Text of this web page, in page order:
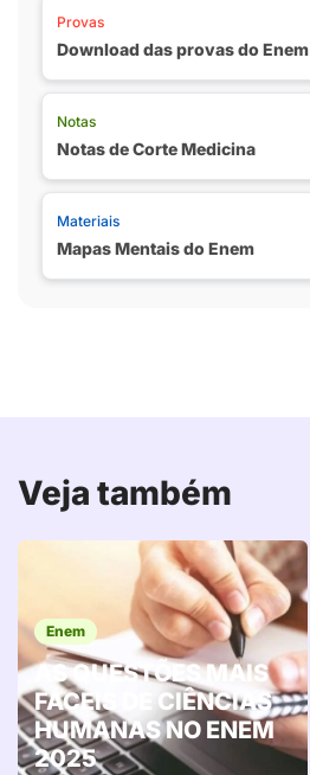
Provas
Download das provas do Enem
Notas
Notas de Corte Medicina
Materiais
Mapas Mentais do Enem
Veja também
Enem
AS QUESTÕES MAIS
FÁCEIS DE CIÊNCIAS
HUMANAS NO ENEM
2025